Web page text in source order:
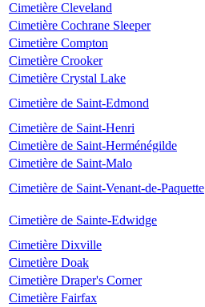
Cimetière Cleveland
Cimetière Cochrane Sleeper
Cimetière Compton
Cimetière Crooker
Cimetière Crystal Lake
Cimetière de Saint-Edmond
Cimetière de Saint-Henri
Cimetière de Saint-Herménégilde
Cimetière de Saint-Malo
Cimetière de Saint-Venant-de-Paquette
Cimetière de Sainte-Edwidge
Cimetière Dixville
Cimetière Doak
Cimetière Draper's Corner
Cimetière Fairfax